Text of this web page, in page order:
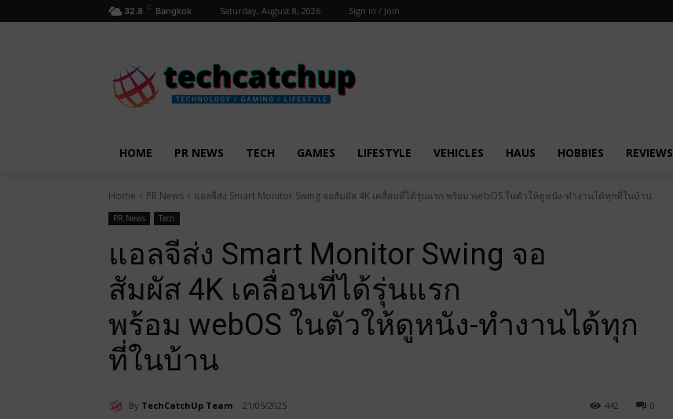
32.8 C Bangkok Saturday, August 8, 2026 Sign in / Join
HOME PR NEWS TECH GAMES LIFESTYLE VEHICLES HAUS HOBBIES REVIEWS
Home PR News แอลจีส่ง Smart Monitor Swing จอสัมผัส 4K เคลื่อนที่ได้รุ่นแรก พร้อม webOS ในตัวให้ดูหนัง-ทำงานได้ทุกที่ในบ้าน
PR News Tech
แอลจีส่ง Smart Monitor Swing จอ
สัมผัส 4K เคลื่อนที่ได้รุ่นแรก
พร้อม webOS ในตัวให้ดูหนัง-ทำงานได้ทุก
ที่ในบ้าน
By TechCatchUp Team 21/05/2025 0
442